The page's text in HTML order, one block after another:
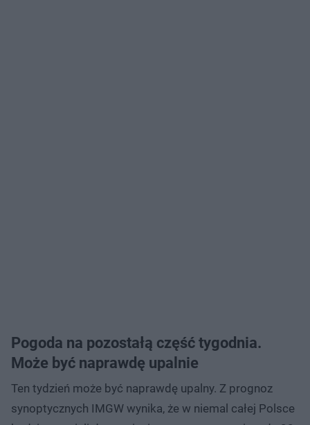
Pogoda na pozostałą część tygodnia.
Może być naprawdę upalnie
Ten tydzień może być naprawdę upalny. Z prognoz
synoptycznych IMGW wynika, że w niemal całej Polsce